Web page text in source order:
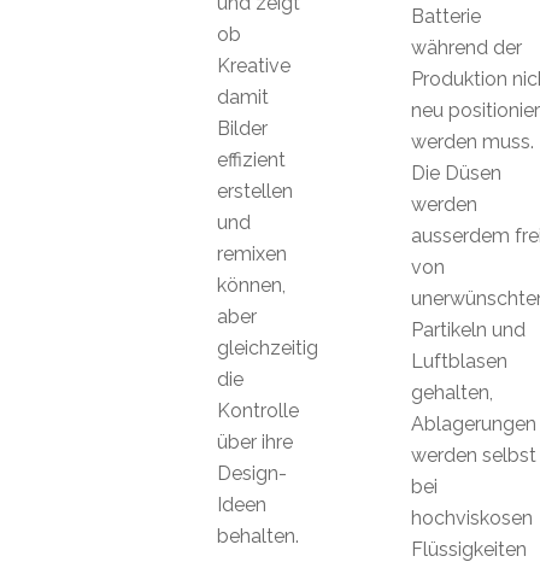
Batterie
während der
Produktion
neu
werden muss.
Die Düsen
werden
ausserdem
von
Partikeln und
Luftblasen
gehalten,
Ablagerungen
werden selbst
bei
hochviskosen
Flüssigkeiten
ob
Kreative
damit
Bilder
effizient
erstellen
und
remixen
können,
aber
gleichzeitig
die
Kontrolle
über ihre
Design-
Ideen
behalten.